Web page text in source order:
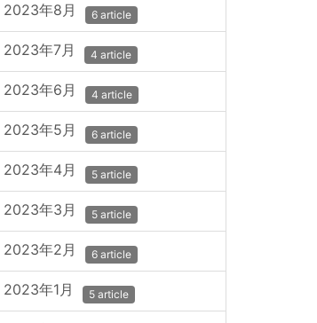
2023年8月 6 article
2023年7月 4 article
2023年6月 4 article
2023年5月 6 article
2023年4月 5 article
2023年3月 5 article
2023年2月 6 article
2023年1月 5 article